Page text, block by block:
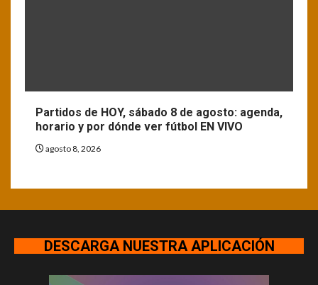
Partidos de HOY, sábado 8 de agosto: agenda,
horario y por dónde ver fútbol EN VIVO
agosto 8, 2026
DESCARGA NUESTRA APLICACIÓN